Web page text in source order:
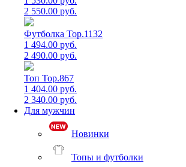
2 550.00 руб.
Футболка Top.1132
1 494.00 руб.
2 490.00 руб.
Топ Top.867
1 404.00 руб.
2 340.00 руб.
Для мужчин
Новинки
Топы и футболки